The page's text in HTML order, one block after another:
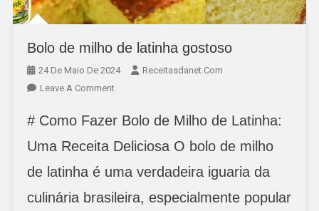
Bolo de milho de latinha gostoso
24 De Maio De 2024
Receitasdanet.com
Leave A CommentOn
De
De
Latinha
# Como Fazer Bolo de Milho de Latinha:
Uma Receita Deliciosa O bolo de milho
de latinha é uma verdadeira iguaria da
culinária brasileira, especialmente popular